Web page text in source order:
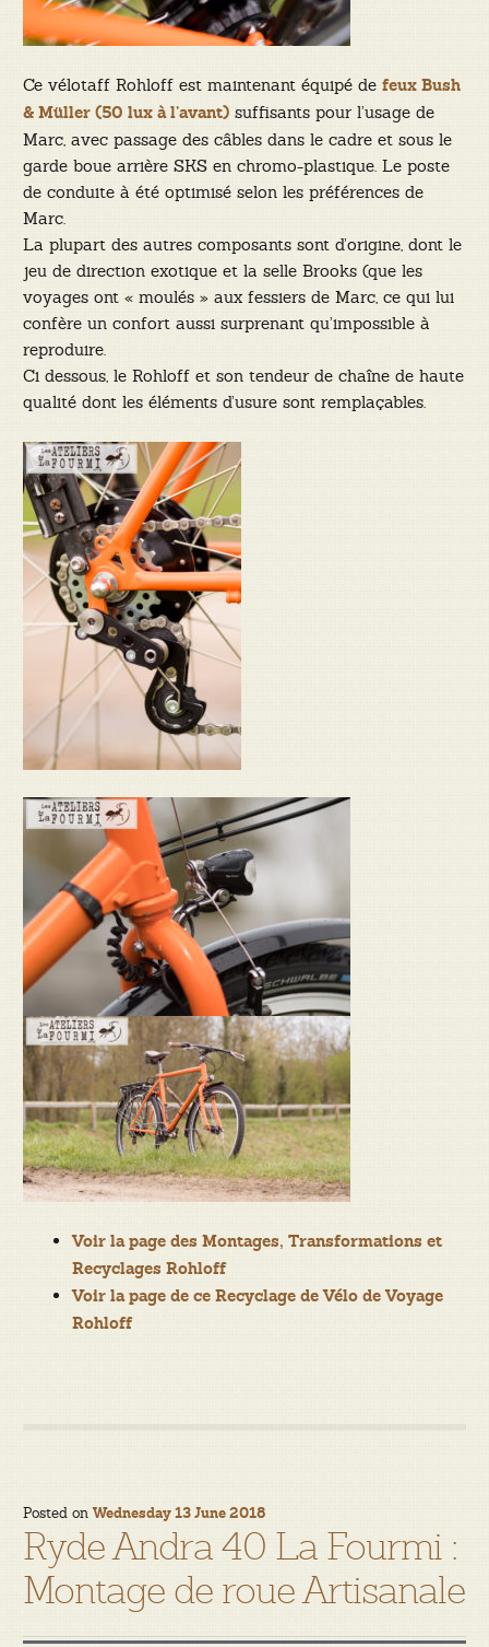
Ce vélotaff Rohloff est maintenant équipé de feux Bush
& Müller (50 lux à l’avant)suffisants pour l’usage de
Marc, avec passage des câbles dans le cadre et sous le
garde boue arrière SKS en chromo-plastique. Le poste
de conduite à été optimisé selon les préférences de
Marc.
La plupart des autres composants sont d’origine, dont le
jeu de direction exotique et la selle Brooks (que les
voyages ont « moulés » aux fessiers de Marc, ce qui lui
confère un confort aussi surprenant qu’impossible à
reproduire.
Ci dessous, le Rohloff et son tendeur de chaîne de haute
qualité dont les éléments d’usure sont remplaçables.
Voir la page des Montages, Transformations et
Recyclages Rohloff
Voir la page de ce Recyclage de Vélo de Voyage
Rohloff
Posted on Wednesday 13 June 2018
Ryde Andra 40 La Fourmi :
Montage de roue Artisanale